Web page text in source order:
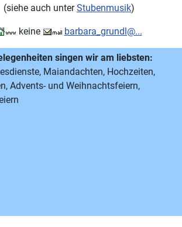
(siehe auch unterStubenmusik)
keine barbara_grundl@...
singen wir am liebsten:
Maiandachten, Hochzeiten,
Advents- und Weihnachtsfeiern,